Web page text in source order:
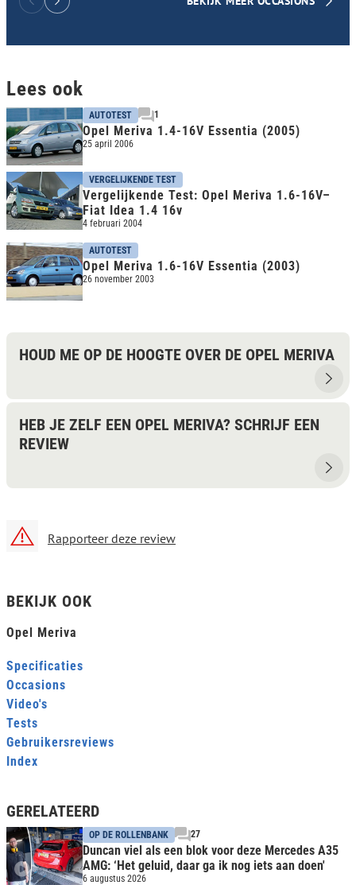
Lees ook
AUTOTEST 1
Opel Meriva 1.4-16V Essentia (2005)
25 april 2006
VERGELIJKENDE TEST
Vergelijkende Test: Opel Meriva 1.6-16V–
Fiat Idea 1.4 16v
4 februari 2004
AUTOTEST
Opel Meriva 1.6-16V Essentia (2003)
26 november 2003
HOUD ME OP DE HOOGTE OVER DE OPEL MERIVA
HEB JE ZELF EEN OPEL MERIVA? SCHRIJF EEN
REVIEW
Rapporteer deze review
BEKIJK OOK
Opel Meriva
Specificaties
Occasions
Video's
Tests
Gebruikersreviews
Index
GERELATEERD
OP DE ROLLENBANK 27
Duncan viel als een blok voor deze Mercedes A35
AMG: ‘Het geluid, daar ga ik nog iets aan doen'
6 augustus 2026